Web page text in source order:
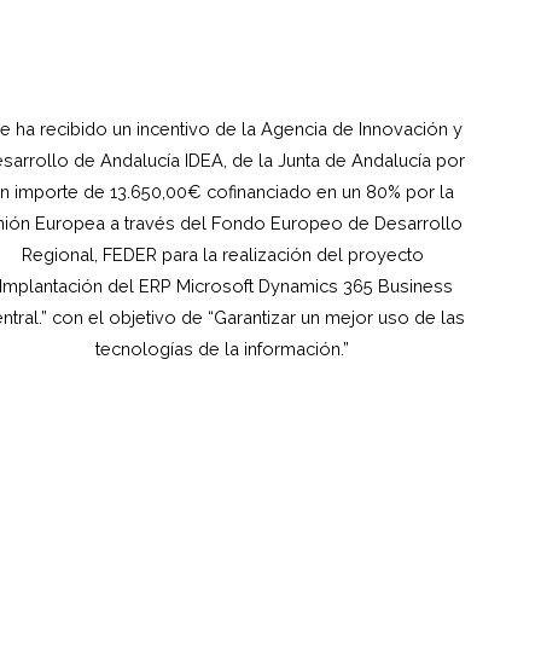
ha recibido un incentivo de la Agencia de Innovación y
de Andalucía IDEA, de la Junta de Andalucía por
importe de 13.650,00€ cofinanciado en un 80% por la
Europea a través del Fondo Europeo de Desarrollo
Regional, FEDER para la realización del proyecto
del ERP Microsoft Dynamics 365 Business
con el objetivo de “Garantizar un mejor uso de las
tecnologías de la información.”